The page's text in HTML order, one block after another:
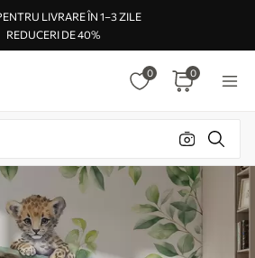
LIVRARE ÎN 1–3 ZILE
REDUCERI DE 40%
0 0